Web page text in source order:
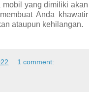
mobil yang dimiliki akan
Anda khawatir
ataupun kehilangan.
1 comment: